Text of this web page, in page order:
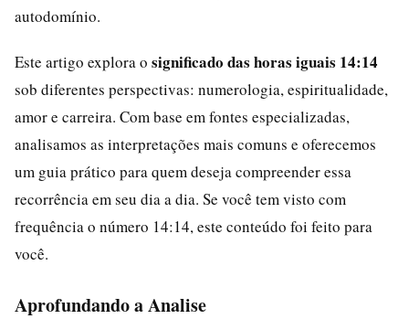
autodomínio.
Este artigo explora o significado das horas iguais 14:14
sob diferentes perspectivas: numerologia, espiritualidade,
amor e carreira. Com base em fontes especializadas,
analisamos as interpretações mais comuns e oferecemos
um guia prático para quem deseja compreender essa
recorrência em seu dia a dia. Se você tem visto com
frequência o número 14:14, este conteúdo foi feito para
você.
Aprofundando a Analise